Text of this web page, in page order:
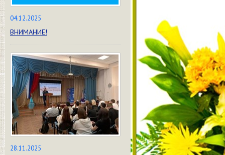
04.12.2025
ВНИМАНИЕ!
28.11.2025